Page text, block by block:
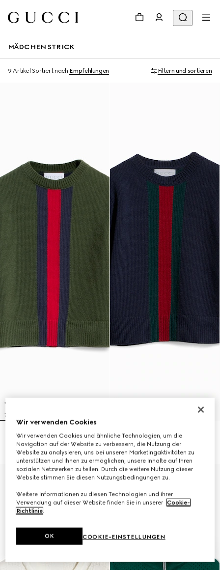
MÄDCHEN STRICK
9 Artikel Sortiert nach Empfehlungen Filtern und sortieren
Kinderpullover aus Wolle mit Web
€ 650
Kinderpullover aus Wolle mit Web
€ 650
Wir verwenden Cookies
Wir verwenden Cookies und ähnliche Technologien, um die
Navigation auf der Website zu verbessern, die Nutzung der
Website zu analysieren, uns bei unseren Marketingaktivitäten zu
unterstützen und Ihnen zu ermöglichen, unsere Inhalte auf Ihren
sozialen Netzwerken zu teilen. Durch die weitere Nutzung dieser
Website stimmen Sie diesen Nutzungsbedingungen zu.
Weitere Informationen zu diesen Technologien und ihrer
Verwendung auf dieser Website finden Sie in unserer Cookie-
Richtlinie.
COOKIE-EINSTELLUNGEN
OK